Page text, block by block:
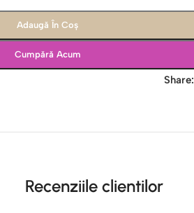
Adaugă În Coș
Cumpără Acum
Share:
Recenziile clientilor